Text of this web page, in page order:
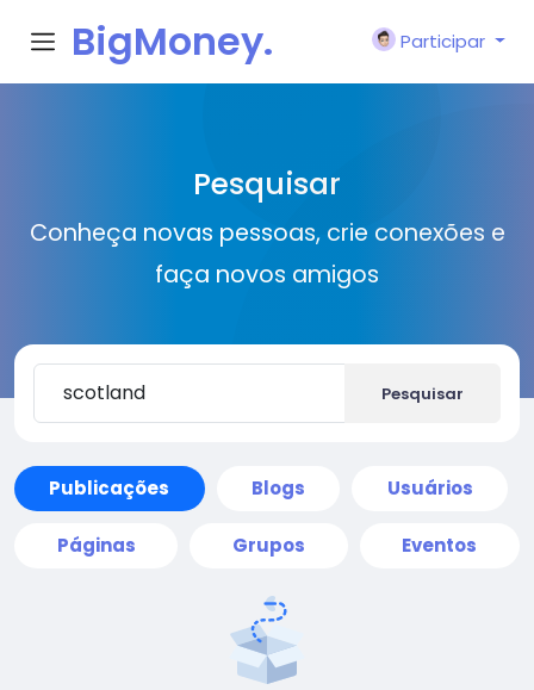
BigMoney.
Participar
Pesquisar
Conheça novas pessoas, crie conexões e
faça novos amigos
Pesquisar
Publicações Blogs Usuários
Páginas Grupos Eventos